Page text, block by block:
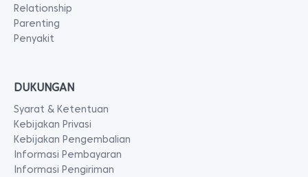
Relationship
Parenting
Penyakit
DUKUNGAN
Syarat & Ketentuan
Kebijakan Privasi
Kebijakan Pengembalian
Informasi Pembayaran
Informasi Pengiriman